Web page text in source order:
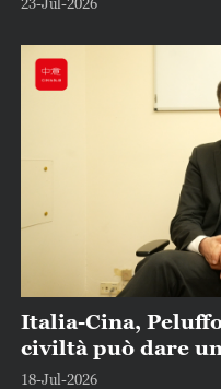
Italia-Cina,
civiltà può dare
all'era
18-Jul-2026